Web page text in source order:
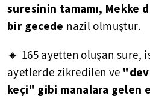
suresinin tamamı, Mekke
bir gecede nazil olmuştur.
🔸 165 ayetten oluşan sure,
ayetlerde zikredilen ve
keçi" gibi manalara gelen